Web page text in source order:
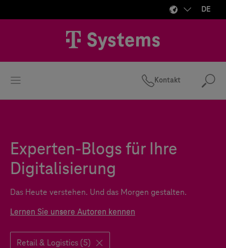
DE
Kontakt
Experten-Blogs für Ihre
Digitalisierung
Das Heute verstehen. Und das Morgen gestalten.
Lernen Sie unsere Autoren kennen
Retail & Logistics (5)